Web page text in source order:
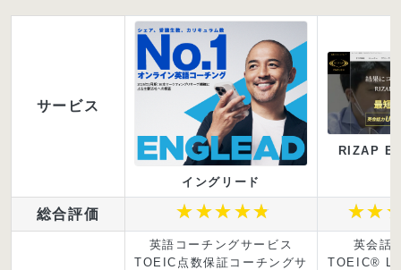
サービス
イングリード
RIZAP
総合評価
英語コーチングサービス
TOEIC点数保証コーチングサ
英会話
TOEIC®